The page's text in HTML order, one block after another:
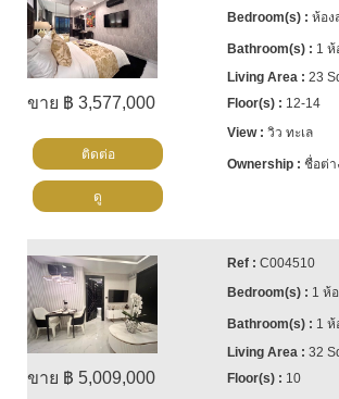
ขาย ฿ 3,577,000
ห้อง
1 ห้
23
12-14
วิว ทะเล
ชื่อต่า
ติดต่อ
ดู
ขาย ฿ 5,009,000
C004510
1 ห้
1 ห้
32
10